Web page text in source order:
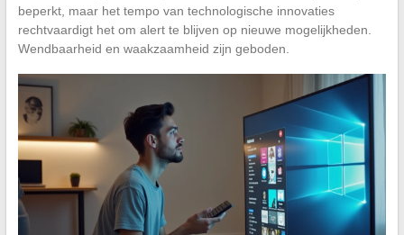
beperkt, maar het tempo van technologische innovaties
rechtvaardigt het om alert te blijven op nieuwe mogelijkheden.
Wendbaarheid en waakzaamheid zijn geboden.